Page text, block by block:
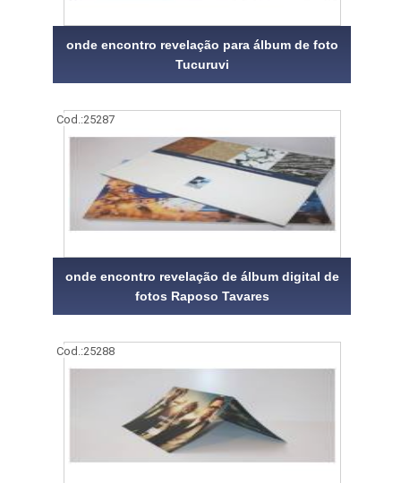
onde encontro revelação para álbum de foto
Tucuruvi
Cod.:25287
onde encontro revelação de álbum digital de
fotos Raposo Tavares
Cod.:25288